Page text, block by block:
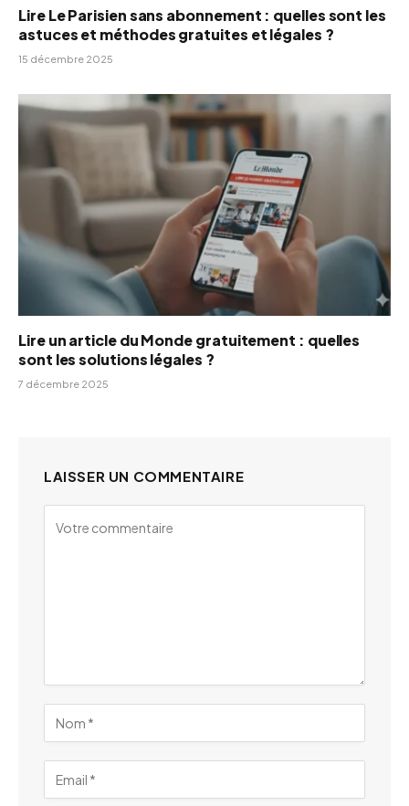
Lire Le Parisien sans abonnement : quelles sont les
astuces et méthodes gratuites et légales ?
15 décembre 2025
Lire un article du Monde gratuitement : quelles
sont les solutions légales ?
7 décembre 2025
LAISSER UN COMMENTAIRE